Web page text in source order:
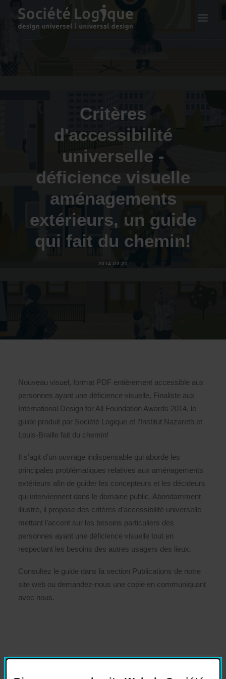
Critères
d'accessibilité
universelle -
déficience visuelle
aménagements
extérieurs, un guide
qui fait du chemin!
2014-02-21
Nouveau visuel, format PDF entièrement accessible aux
personnes ayant une déficience visuelle, Finaliste aux
International Design for All Foundation Awards 2014, le
guide produit par Société Logique et l’Institut Nazareth et
Louis-Braille fait du chemin!
Il s’agit d’un ouvrage indispensable qui aborde les
principales problématiques relatives aux aménagements
extérieurs afin de guider les concepteurs et les décideurs
qui interviennent dans le domaine public. Abondamment
illustré, il propose des critères d’accessibilité universelle
mettant l’accent sur les besoins particuliers des
personnes ayant une déficience visuelle tout en
respectant les besoins des autres usagers des lieux.
Consultez le guide dans la section Publications de notre
site web ou demandez-nous une copie en communiquant
avec nous.